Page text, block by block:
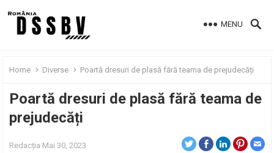
MENU
Home Diverse Poartă dresuri de plasă fără teama de prejudecăți
Poartă dresuri de plasă fără teama de
prejudecăți
Redacția Mai 30, 2023